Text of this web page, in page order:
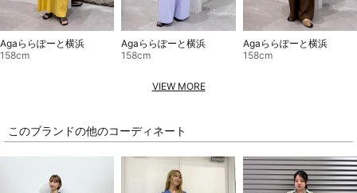
Agaららぽーと横浜
158cm
Agaららぽーと横浜
158cm
Agaららぽーと横浜
158cm
VIEW MORE
このブランドの他のコーディネート